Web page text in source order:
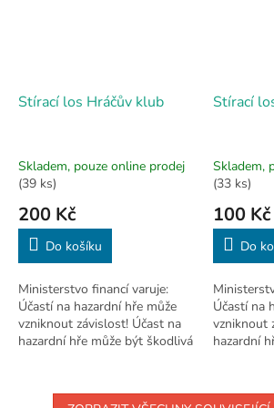
Stírací los Hráčův klub
Skladem, pouze online prodej
(39 ks)
200 Kč
Do košíku
Ministerstvo financí varuje:
Účastí na hazardní hře může
vzniknout závislost! Účast na
hazardní hře může být škodlivá
Stírací
Skladem,
(33 ks)
100 Kč
Do
Účastí na
vzniknout
hazardní